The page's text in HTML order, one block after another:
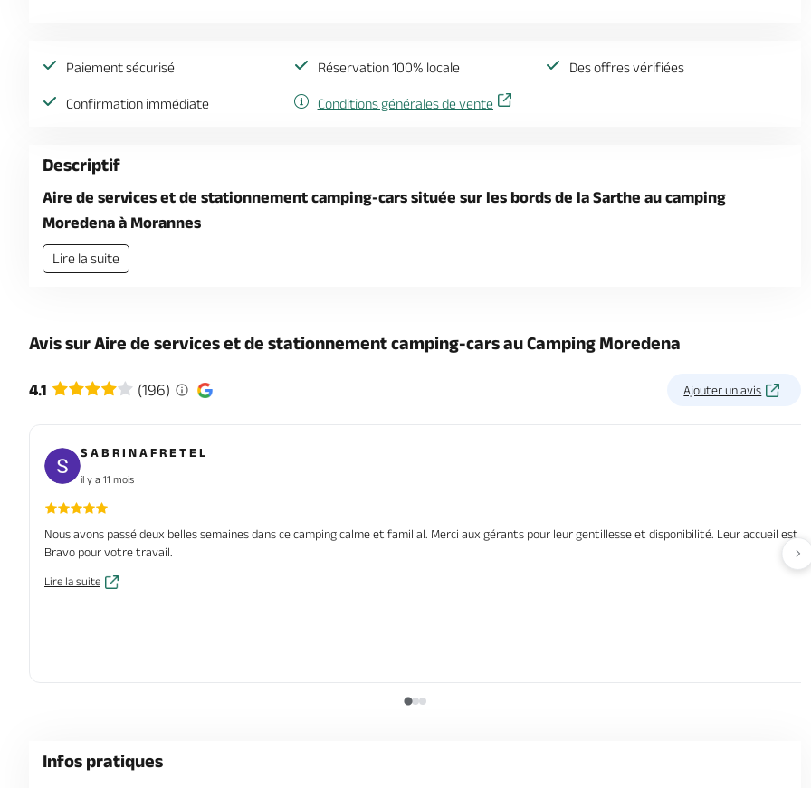
Paiement sécurisé Réservation 100% locale Des offres vérifiées
Confirmation immédiate Conditions générales de vente
Descriptif
Aire de services et de stationnement camping-cars située sur les bords de la Sarthe au camping
Moredena à Morannes
Lire la suite
Avis sur Aire de services et de stationnement camping-cars au Camping Moredena
4.1 (196) Ajouter un avis
S A B R I N A F R E T E L
il y a 11 mois
Nous avons passé deux belles semaines dans ce camping calme et familial. Merci aux gérants pour leur gentillesse et disponibilité. Leur accueil est
Bravo pour votre travail.
Lire la suite
Infos pratiques